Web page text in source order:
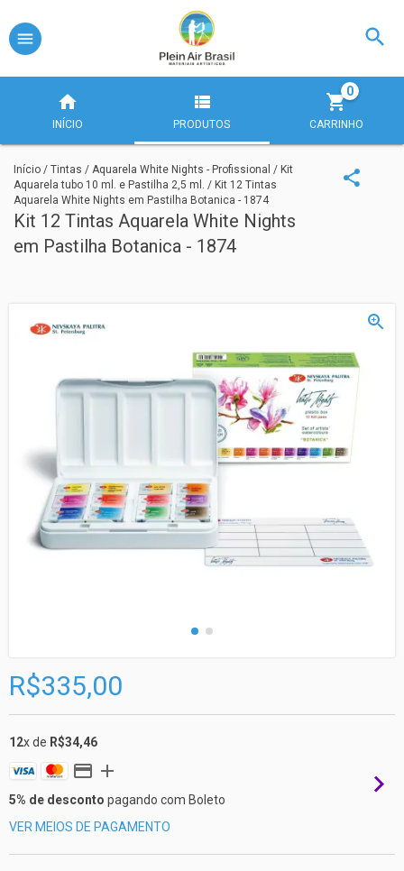
INÍCIO PRODUTOS CARRINHO
0
Início / Tintas / Aquarela White Nights - Profissional / Kit
Aquarela tubo 10 ml. e Pastilha 2,5 ml. / Kit 12 Tintas
Aquarela White Nights em Pastilha Botanica - 1874
Kit 12 Tintas Aquarela White Nights
em Pastilha Botanica - 1874
R$335,00
12x de R$34,46
5% de desconto pagando com Boleto
VER MEIOS DE PAGAMENTO